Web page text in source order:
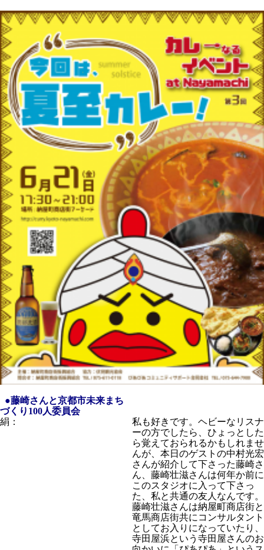
●藤崎さんと京都市未来まち
づくり100人委員会
絹：
私も好きです。ヘビーなリスナ
ーの方でしたら、ひょっとした
ら覚えておられるかもしれませ
んが、本日のゲストの中村光宏
さんが紹介して下さった藤崎さ
ん、藤崎壮滋さんは何年か前に
このスタジオに入って下さっ
た、私と共通の友人なんです。
藤崎壮滋さんは納屋町商店街と
竜馬商店街共にコンサルタント
としてお入りになっていたり、
寺田屋浜という寺田屋さんのお